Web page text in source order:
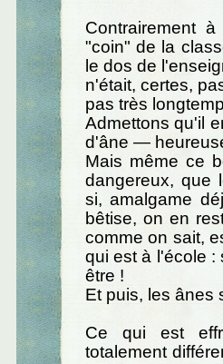
Contrairement
"coin" de la
le dos de
n'était, certes,
pas très
Admettons qu'il
d'âne —
Mais même ce
dangereux, que
si, amalgame
bêtise, on en
comme on sait,
qui est à l'école :
être !
Et puis, les ânes
Ce qui est
totalement